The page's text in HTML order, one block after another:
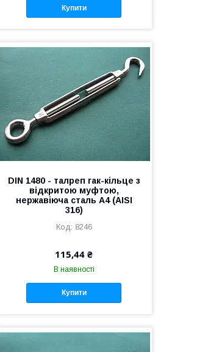
Купити
DIN 1480 - талреп гак-кільце з
відкритою муфтою,
нержавіюча сталь А4 (AISI
316)
8246
115,44 ₴
В наявності
Купити